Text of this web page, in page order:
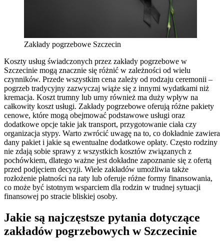
Zakłady pogrzebowe Szczecin
Koszty usług świadczonych przez zakłady pogrzebowe w
Szczecinie mogą znacznie się różnić w zależności od wielu
czynników. Przede wszystkim cena zależy od rodzaju ceremonii –
pogrzeb tradycyjny zazwyczaj wiąże się z innymi wydatkami niż
kremacja. Koszt trumny lub urny również ma duży wpływ na
całkowity koszt usługi. Zakłady pogrzebowe oferują różne pakiety
cenowe, które mogą obejmować podstawowe usługi oraz
dodatkowe opcje takie jak transport, przygotowanie ciała czy
organizacja stypy. Warto zwrócić uwagę na to, co dokładnie zawiera
dany pakiet i jakie są ewentualne dodatkowe opłaty. Często rodziny
nie zdają sobie sprawy z wszystkich kosztów związanych z
pochówkiem, dlatego ważne jest dokładne zapoznanie się z ofertą
przed podjęciem decyzji. Wiele zakładów umożliwia także
rozłożenie płatności na raty lub oferuje różne formy finansowania,
co może być istotnym wsparciem dla rodzin w trudnej sytuacji
finansowej po stracie bliskiej osoby.
Jakie są najczęstsze pytania dotyczące
zakładów pogrzebowych w Szczecinie